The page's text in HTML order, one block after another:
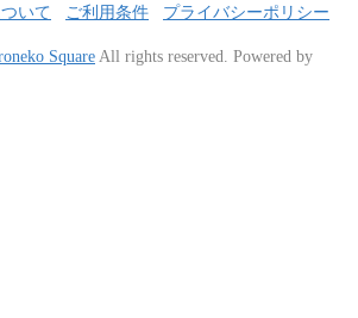
いて ご利用条件 プライバシーポリシー
Square All rights reserved. Powered by